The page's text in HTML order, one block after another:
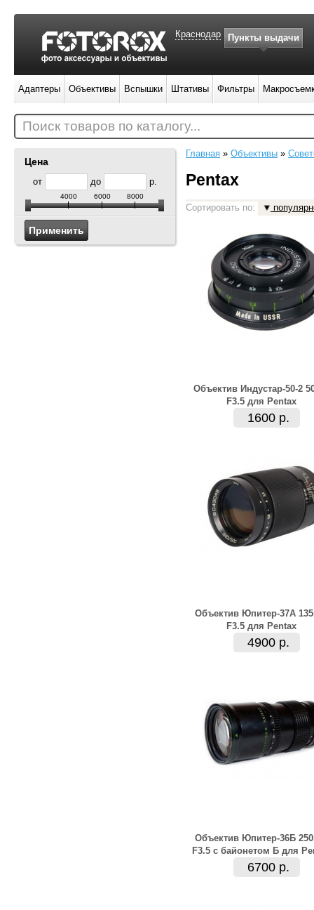
Цена
от до р.
4000 6000 8000
Главная » Объективы »
Pentax
Сортировать по:
Объектив Индустар-50-2
F3.5 для Pentax
1600 р.
Объектив Юпитер-37А
F3.5 для Pentax
4900 р.
Объектив Юпитер-36Б
F3.5 с байонетом Б для
6700 р.
Краснодар Пункты выдачи
Адаптеры Объективы Вспышки Штативы Фильтры
Поиск товаров по каталогу...